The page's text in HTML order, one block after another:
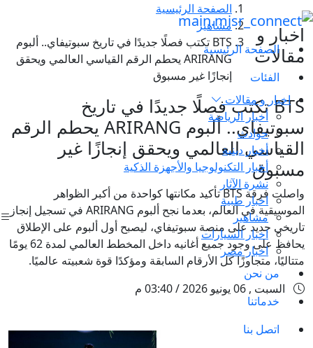
الصفحة الرئيسية
الفئات
اخبار و مقالات
أخبار الرياضة
حوادث
أخبار دينية
أخبار التكنولوجيا والأجهزة الذكية
نشرة الآثار
اخبار طبية
مشاهير
اخبار السيارات
اخبار مصر
من نحن
خدماتنا
اتصل بنا
اخبار و
مقالات
الصفحة الرئيسية
مشاهير
BTS تكتب فصلًا جديدًا في تاريخ سبوتيفاي.. ألبوم
ARIRANG يحطم الرقم القياسي العالمي ويحقق
إنجازًا غير مسبوق
BTS تكتب فصلًا جديدًا في تاريخ
سبوتيفاي.. ألبوم ARIRANG يحطم الرقم
القياسي العالمي ويحقق إنجازًا غير
مسبوق
واصلت فرقة BTS تأكيد مكانتها كواحدة من أكبر الظواهر
الموسيقية في العالم، بعدما نجح ألبوم ARIRANG في تسجيل إنجاز
تاريخي جديد على منصة سبوتيفاي، ليصبح أول ألبوم على الإطلاق
يحافظ على وجود جميع أغانيه داخل المخطط العالمي لمدة 62 يومًا
متتاليًا، متجاوزًا كل الأرقام السابقة ومؤكدًا قوة شعبيته عالميًا.
السبت , 06 يونيو 2026 / 03:40 م